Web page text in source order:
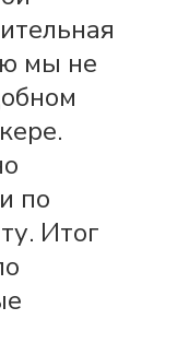
мы не
по
Итог